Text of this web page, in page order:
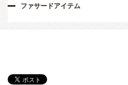
ファサードアイテム